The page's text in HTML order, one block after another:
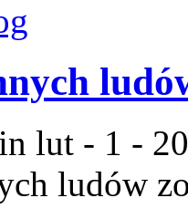
lut - 1 -
ludów